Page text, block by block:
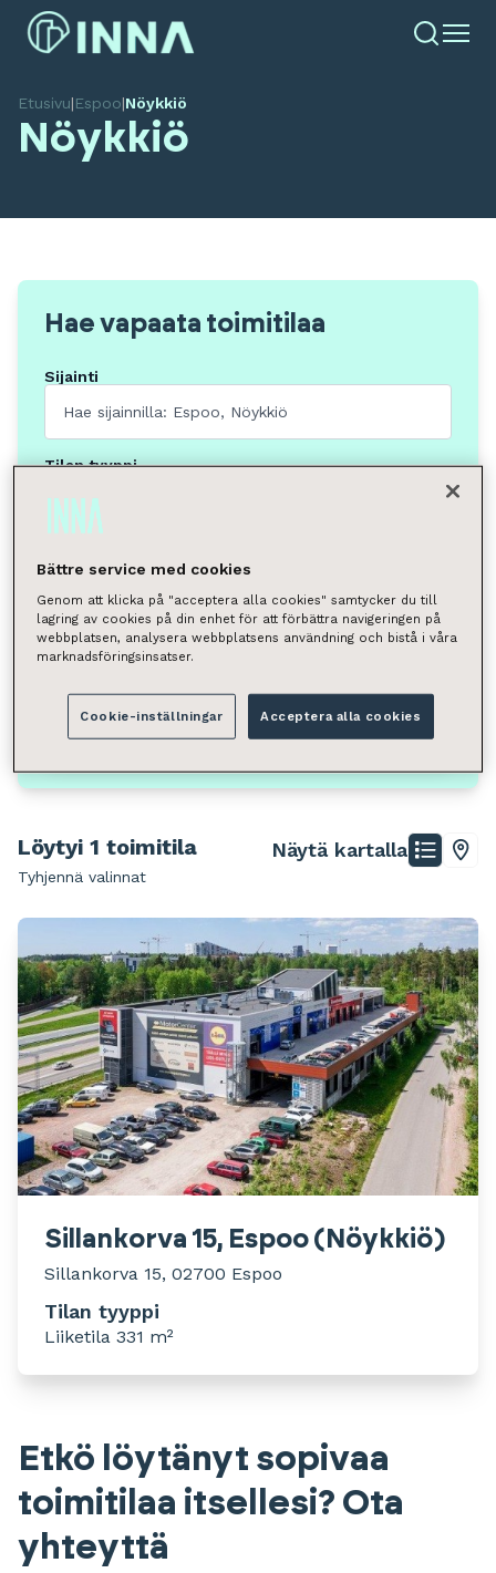
Etusivu|Espoo|Nöykkiö
Nöykkiö
Hae vapaata toimitilaa
Sijainti
Tilan tyyppi
Valitse
Voit hakea kunnan, kaupunginosan, katuosoitteen tai
postinumeron perusteella.
Espoo, Nöykkiö
Hae
Löytyi 1 toimitila
Tyhjennä valinnat
Näytä kartalla
Sillankorva 15, Espoo (Nöykkiö)
Sillankorva 15, 02700 Espoo
Tilan tyyppi
Liiketila 331 m²
Etkö löytänyt sopivaa
toimitilaa itsellesi? Ota
yhteyttä
Bättre service med cookies
Genom att klicka på "acceptera alla cookies" samtycker du till
lagring av cookies på din enhet för att förbättra navigeringen på
webbplatsen, analysera webbplatsens användning och bistå i våra
marknadsföringsinsatser.
Cookie-inställningar Acceptera alla cookies